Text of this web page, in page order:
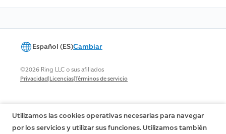
Español (ES)Cambiar
©2026 Ring LLC o sus afiliados
Privacidad|Licencias|Términos de servicio
Utilizamos las cookies operativas necesarias para navegar
por los servicios y utilizar sus funciones. Utilizamos también